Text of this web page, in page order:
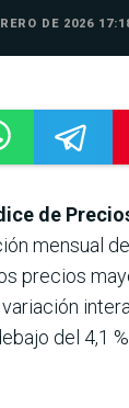
DE 2026
de
mensual de
precios
del 4,1